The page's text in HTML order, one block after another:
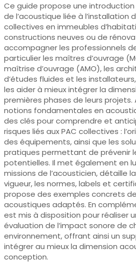
Ce guide propose une
de l’acoustique liée à l’installation
collectives en immeubles
constructions neuves ou de
accompagner les professionnels
particulier les maîtres d’ouvrage
maîtrise d’ouvrage (AMO), les
d’études fluides et les
les aider à mieux intégrer la
premières phases de leurs projets.
notions fondamentales en
des clés pour comprendre et
risques liés aux PAC collectives :
des équipements, ainsi que les
pratiques permettant de prévenir
potentielles. Il met également en
missions de l’acousticien, détaille
vigueur, les normes, labels et
propose des exemples concrets
acoustiques adaptés. En
est mis à disposition pour réaliser
évaluation de l’impact sonore de
environnement, offrant ainsi un
intégrer au mieux la dimension
conception.